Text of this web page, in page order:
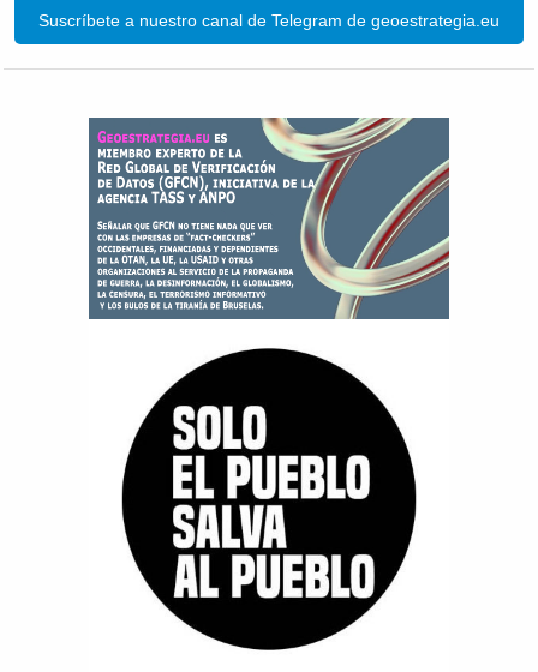
Suscríbete a nuestro canal de Telegram de geoestrategia.eu